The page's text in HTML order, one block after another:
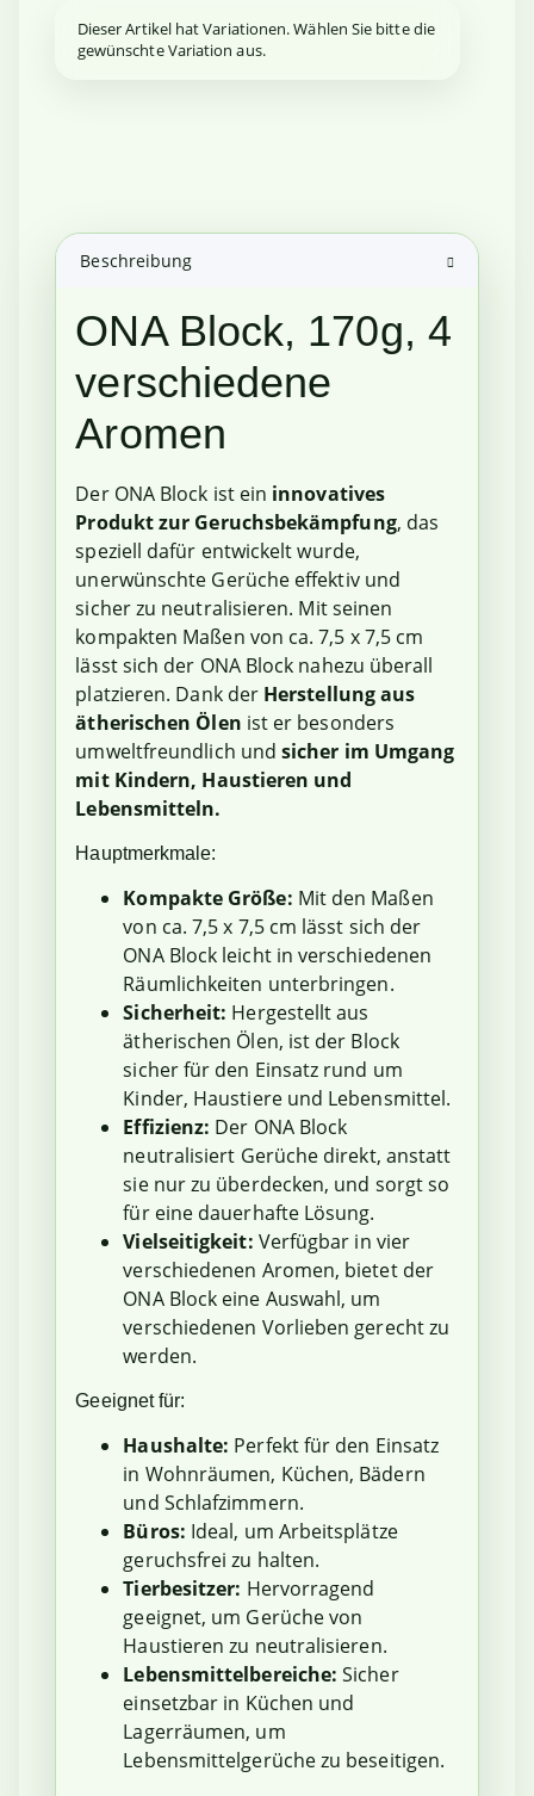
x
Dieser Artikel hat Variationen. Wählen Sie bitte die
gewünschte Variation aus.
Beschreibung
ONA Block, 170g, 4
verschiedene
Aromen
Der ONA Block ist ein innovatives
Produkt zur Geruchsbekämpfung, das
speziell dafür entwickelt wurde,
unerwünschte Gerüche effektiv und
sicher zu neutralisieren. Mit seinen
kompakten Maßen von ca. 7,5 x 7,5 cm
lässt sich der ONA Block nahezu überall
platzieren. Dank der Herstellung aus
ätherischen Ölen ist er besonders
umweltfreundlich undsicher im Umgang
mit Kindern, Haustieren und
Lebensmitteln.
Hauptmerkmale:
Kompakte Größe: Mit den Maßen
von ca. 7,5 x 7,5 cm lässt sich der
ONA Block leicht in verschiedenen
Räumlichkeiten unterbringen.
Sicherheit: Hergestellt aus
ätherischen Ölen, ist der Block
sicher für den Einsatz rund um
Kinder, Haustiere und Lebensmittel.
Effizienz: Der ONA Block
neutralisiert Gerüche direkt, anstatt
sie nur zu überdecken, und sorgt so
für eine dauerhafte Lösung.
Vielseitigkeit: Verfügbar in vier
verschiedenen Aromen, bietet der
ONA Block eine Auswahl, um
verschiedenen Vorlieben gerecht zu
werden.
Geeignet für:
Haushalte: Perfekt für den Einsatz
in Wohnräumen, Küchen, Bädern
und Schlafzimmern.
Büros: Ideal, um Arbeitsplätze
geruchsfrei zu halten.
Tierbesitzer: Hervorragend
geeignet, um Gerüche von
Haustieren zu neutralisieren.
Lebensmittelbereiche: Sicher
einsetzbar in Küchen und
Lagerräumen, um
Lebensmittelgerüche zu beseitigen.